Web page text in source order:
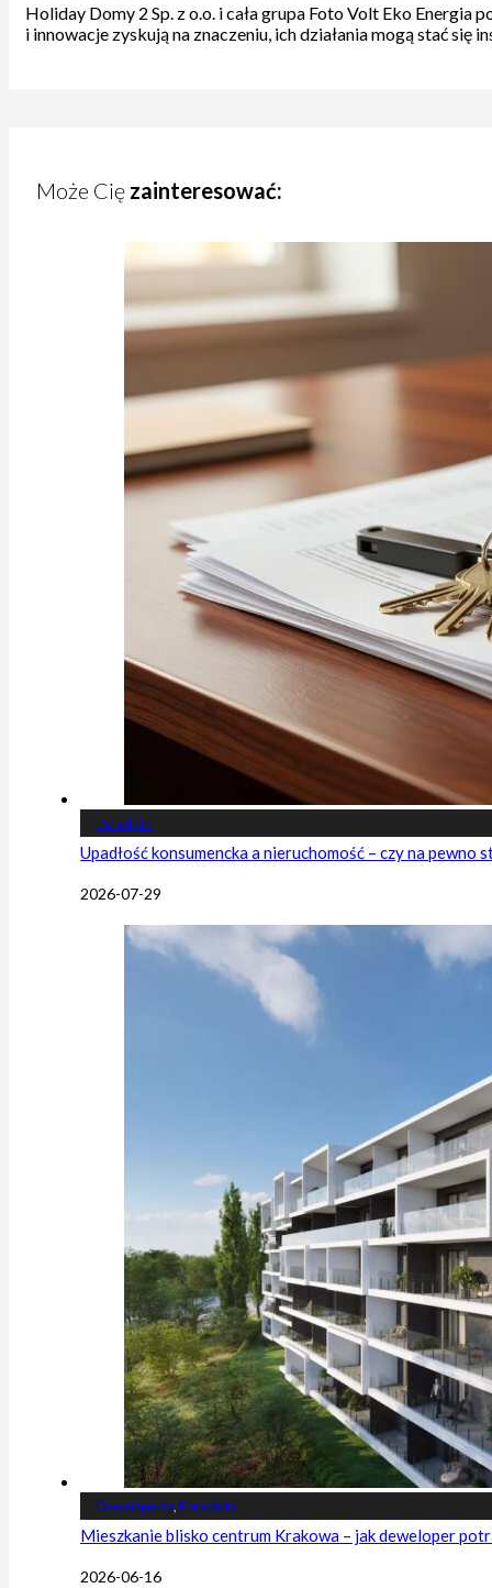
Holiday Domy 2 Sp. z o.o. i cała grupa Foto Volt Eko Energia
i innowacje zyskują na znaczeniu, ich działania mogą stać
Może Cię zainteresować:
Poradniki
Upadłość konsumencka a nieruchomość – czy na pewno
2026-07-29
Deweloperzy, Poradniki
Mieszkanie blisko centrum Krakowa – jak deweloper
2026-06-16